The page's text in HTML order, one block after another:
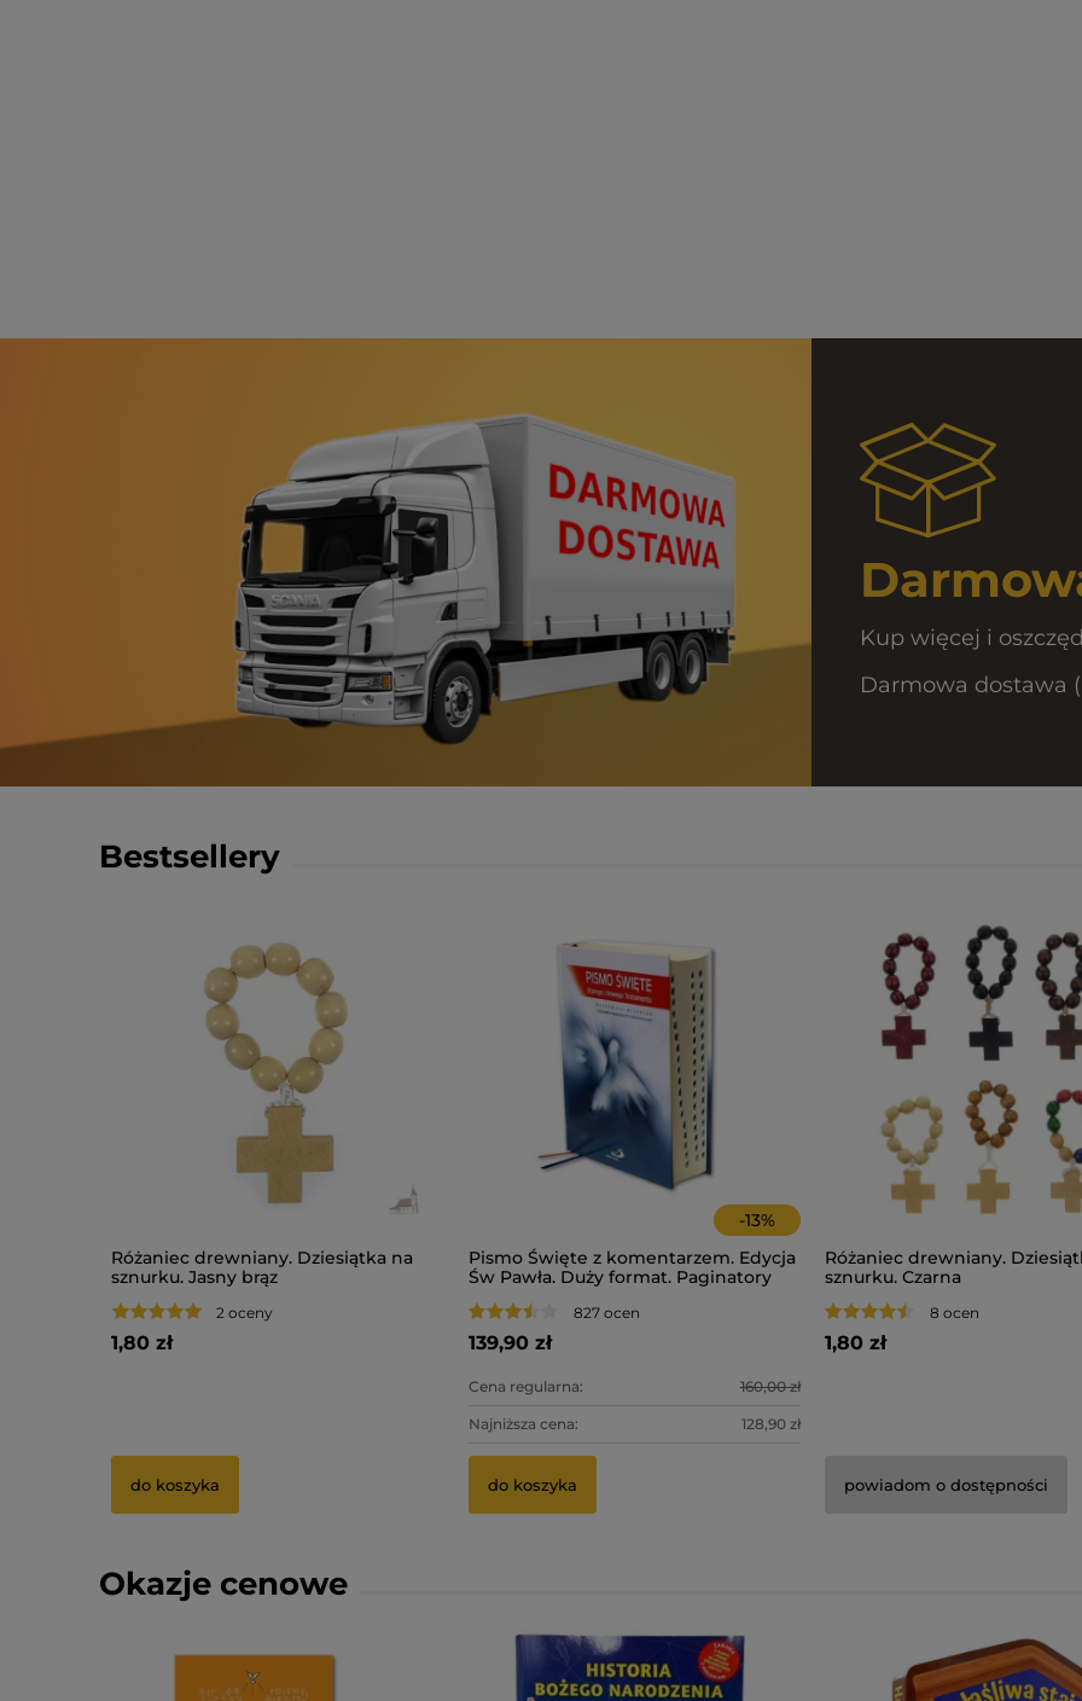
Kup więcej i
Darmowa dostawa
Bestsellery
Różaniec drewniany. Dziesiątka na
sznurku. Jasny brąz
2 oceny
1,80 zł
do koszyka
-13%
Pismo Święte z komentarzem. Edycja
Św Pawła. Duży format. Paginatory
827 ocen
139,90 zł
Cena regularna: 160,00 zł
Najniższa cena: 128,90 zł
do koszyka
Różaniec drewniany.
sznurku. Czarna
8 ocen
1,80 zł
powiadom o dostępności
Okazje cenowe